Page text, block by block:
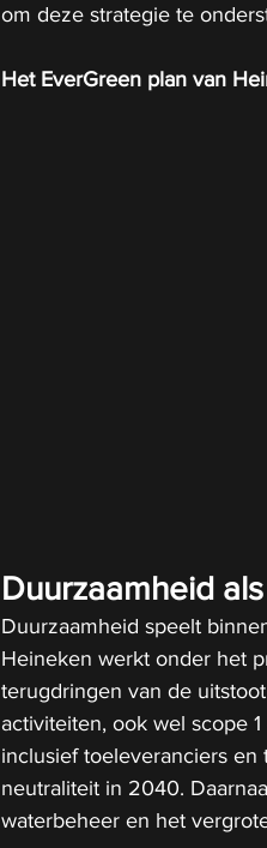
om deze strategie te
Het EverGreen plan van
Duurzaamheid
Duurzaamheid speelt
Heineken werkt onder het
terugdringen van de
activiteiten, ook wel scope
inclusief toeleveranciers
neutraliteit in 2040.
waterbeheer en het